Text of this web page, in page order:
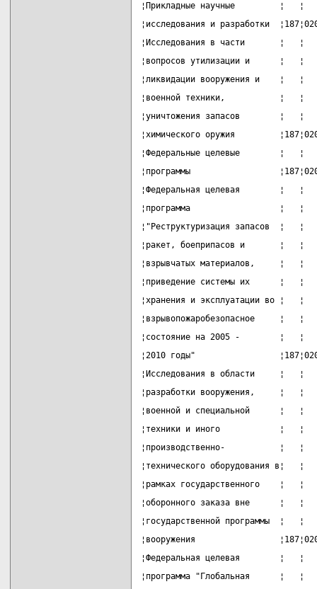
¦Прикладные научные
¦исследования и разработки
¦Исследования в части
¦вопросов утилизации и
¦ликвидации вооружения и
¦военной техники,           ¦
¦уничтожения запасов
¦химического оружия
¦Федеральные целевые
¦программы
¦Федеральная целевая
¦программа                  ¦
¦"Реструктуризация
¦ракет, боеприпасов и
¦взрывчатых материалов,
¦приведение системы их
¦хранения и эксплуатации
¦взрывопожаробезопасное
¦состояние на 2005 -
¦2010 годы"
¦Исследования в области
¦разработки вооружения,
¦военной и специальной
¦техники и иного            ¦
¦производственно-
¦технического
¦рамках государственного
¦оборонного заказа вне
¦государственной
¦вооружения
¦Федеральная целевая
¦программа "Глобальная